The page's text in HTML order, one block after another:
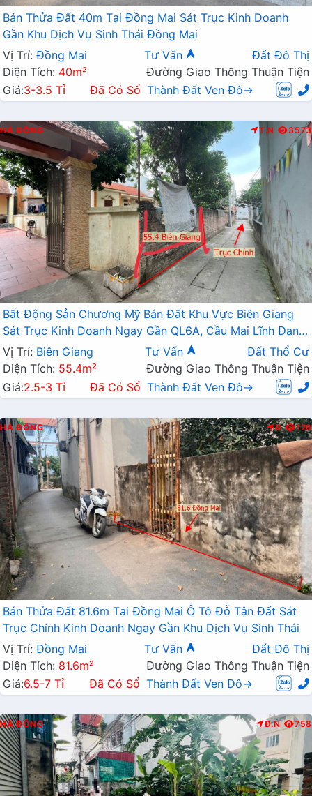
Bán Thửa Đất 40m Tại Đồng Mai Sát Trục Kinh Doanh
Gần Khu Dịch Vụ Sinh Thái Đồng Mai
Vị Trí: Đồng Mai Tư Vấn
Đất Đô Thị
Diện Tích: 40m²
Đường Giao Thông Thuận Tiện
Giá:3-3.5 Tỉ Đã Có Sổ Thành Đất Ven Đô→
HÀ ĐÔNG T.N 3573
Bất Động Sản Chương Mỹ Bán Đất Khu Vực Biên Giang
Sát Trục Kinh Doanh Ngay Gần QL6A, Cầu Mai Lĩnh Đang
Mở Rộng
Vị Trí: Biên Giang Tư Vấn
Đất Thổ Cư
Diện Tích: 55.4m²
Đường Giao Thông Thuận Tiện
Giá:2.5-3 Tỉ Đã Có Sổ Thành Đất Ven Đô→
HÀ ĐÔNG Đ 128
Bán Thửa Đất 81.6m Tại Đồng Mai Ô Tô Đỗ Tận Đất Sát
Trục Chính Kinh Doanh Ngay Gần Khu Dịch Vụ Sinh Thái
Vị Trí: Đồng Mai Tư Vấn
Đất Đô Thị
Diện Tích: 81.6m²
Đường Giao Thông Thuận Tiện
Giá:6.5-7 Tỉ Đã Có Sổ Thành Đất Ven Đô→
HÀ ĐÔNG Đ.N 758